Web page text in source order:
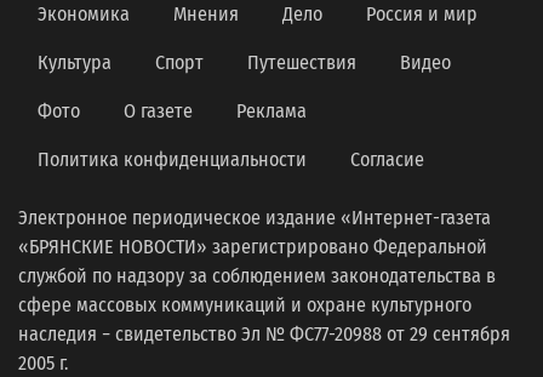
Экономика Мнения Дело Россия и мир
Культура Спорт Путешествия Видео
Фото О газете Реклама
Политика конфиденциальности Согласие
Электронное периодическое издание «Интернет-газета
«БРЯНСКИЕ НОВОСТИ» зарегистрировано Федеральной
службой по надзору за соблюдением законодательства в
сфере массовых коммуникаций и охране культурного
наследия − свидетельство Эл № ФС77-20988 от 29 сентября
2005 г.